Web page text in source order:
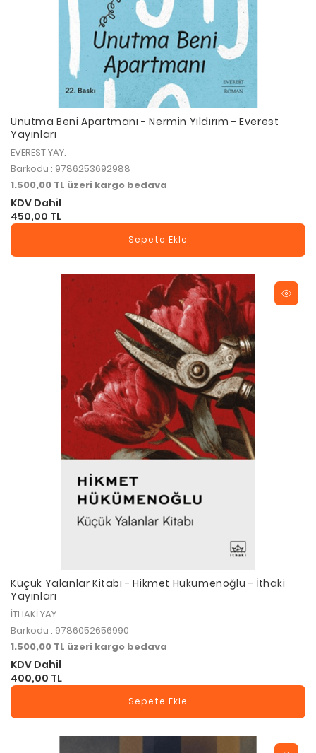
Unutma Beni Apartmanı - Nermin Yıldırım - Everest
Yayınları
EVEREST YAY.
Barkodu : 9786253692988
1.500,00 TL üzeri kargo bedava
KDV Dahil
450,00 TL
Sepete Ekle
Küçük Yalanlar Kitabı - Hikmet Hükümenoğlu - İthaki
Yayınları
İTHAKİ YAY.
Barkodu : 9786052656990
1.500,00 TL üzeri kargo bedava
KDV Dahil
400,00 TL
Sepete Ekle